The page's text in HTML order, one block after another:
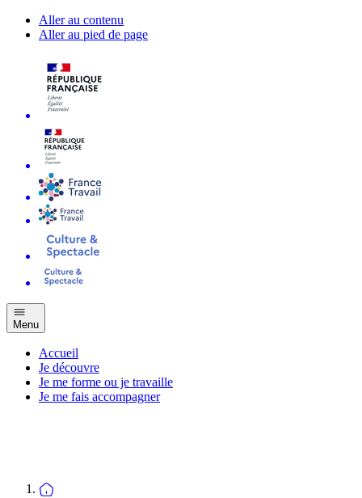
Aller au contenu
Aller au pied de page
Menu
Accueil
Je découvre
Je me forme ou je travaille
Je me fais accompagner